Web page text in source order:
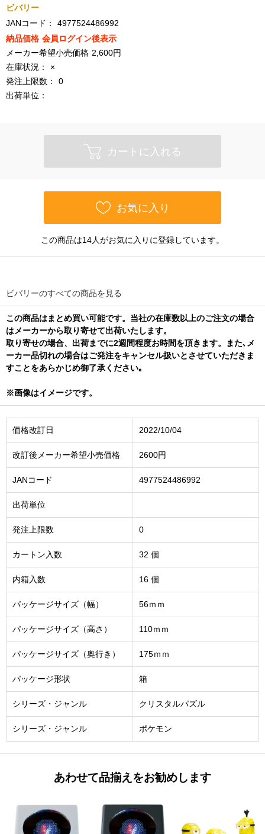
ビバリー
JANコード：
4977524486992
納品価格 会員ログイン後表示
メーカー希望小売価格 2,600円
在庫状況：
×
発注上限数：
0
出荷単位：
カートに入れる
お気に入り
この商品は14人がお気に入りに登録しています。
ビバリーのすべての商品を見る
この商品はまとめ買い可能です。当社の在庫数以上のご注文の場合
はメーカーから取り寄せて出荷いたします。
取り寄せの場合、出荷までに2週間程度お時間を頂きます。また､メ
ーカー品切れの場合はご発注をキャンセル扱いとさせていただきま
すことをあらかじめ御了承ください｡
※画像はイメージです。
価格改訂日 2022/10/04
改訂後メーカー希望小売価格 2600円
JANコード 4977524486992
出荷単位
発注上限数 0
カートン入数 32 個
内箱入数 16 個
パッケージサイズ（幅） 56ｍｍ
パッケージサイズ（高さ） 110ｍｍ
パッケージサイズ（奥行き） 175ｍｍ
パッケージ形状 箱
シリーズ・ジャンル クリスタルパズル
シリーズ・ジャンル ポケモン
あわせて品揃えをお勧めします